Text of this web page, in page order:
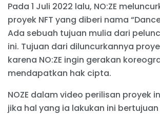
Pada 1 Juli 2022 lalu, NO:ZE
proyek NFT yang diberi nama “Dance
Ada sebuah tujuan mulia dari
ini. Tujuan dari diluncurkannya
karena NO:ZE ingin gerakan
mendapatkan hak cipta.
NOZE dalam video perilisan proyek
jika hal yang ia lakukan ini